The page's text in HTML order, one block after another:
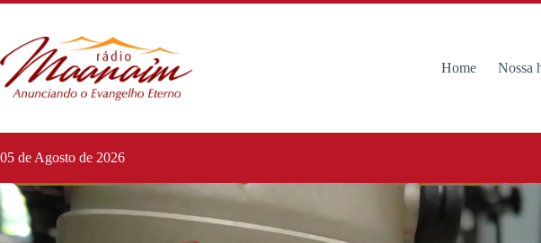
Home Nossa
05 de Agosto de 2026